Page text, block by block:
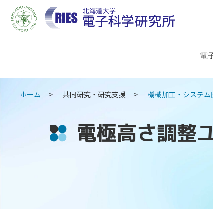
電
ホーム 共同研究・研究支援 機械加工・システム
電極高さ調整